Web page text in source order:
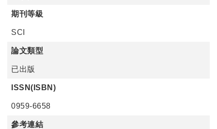
期刊等級
SCI
論文類型
已出版
ISSN(ISBN)
0959-6658
參考連結